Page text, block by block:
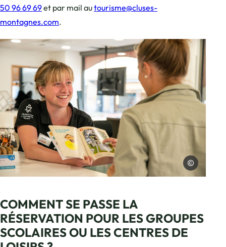
50 96 69 69et par mail autourisme@cluses-
montagnes.com.
Photo, © Charles Savouret
Charles
COMMENT SE PASSE LA
RÉSERVATION POUR LES GROUPES
SCOLAIRES OU LES CENTRES DE